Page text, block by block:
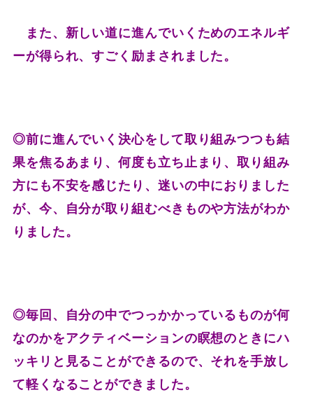
また、新しい道に進んでいくためのエネルギ
ーが得られ、すごく励まされました。
◎前に進んでいく決心をして取り組みつつも結
果を焦るあまり、何度も立ち止まり、取り組み
方にも不安を感じたり、迷いの中におりました
が、今、自分が取り組むべきものや方法がわか
りました。
◎毎回、自分の中でつっかかっているものが何
なのかをアクティベーションの瞑想のときにハ
ッキリと見ることができるので、それを手放し
て軽くなることができました。